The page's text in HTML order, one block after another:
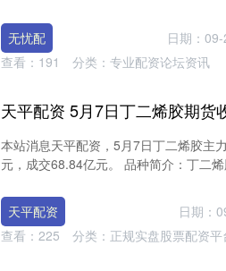
无忧配 日期：
查看： 191 分类： 专业配资论坛资讯
本站消息天平配资，5月7日丁二烯胶主
元，成交68.84亿元。 品种简介：丁二
天平配资 日期：
查看： 225 分类： 正规实盘股票配资平